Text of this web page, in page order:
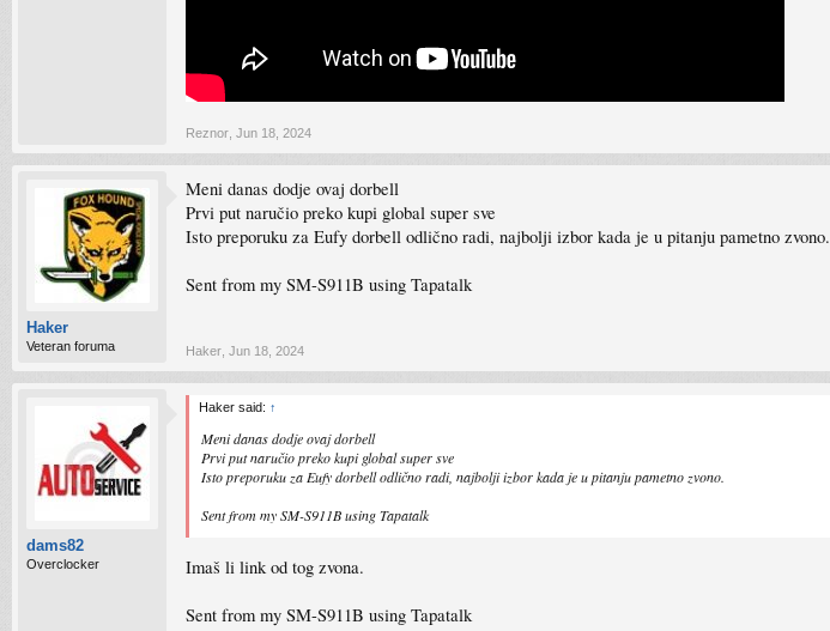
Reznor Jun 18, 2024
Haker
Veteran foruma
Meni danas dodje ovaj dorbell
Prvi put naručio preko kupi global super sve
Isto preporuku za Eufy dorbell odlično radi, najbolji izbor kada je u pitanju pametno zvono.
Sent from my SM-S911B using Tapatalk
Haker Jun 18, 2024
dams82
Overclocker
Haker said: ↑
Meni danas dodje ovaj dorbell
Prvi put naručio preko kupi global super sve
Isto preporuku za Eufy dorbell odlično radi, najbolji izbor kada je u pitanju pametno zvono.
Sent from my SM-S911B using Tapatalk
Imaš li link od tog zvona.
Sent from my SM-S911B using Tapatalk